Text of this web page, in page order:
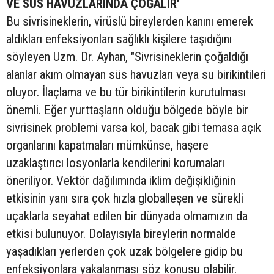
VE SÜS HAVUZLARINDA ÇOĞALIR'
Bu sivrisineklerin, virüslü bireylerden kanını emerek
aldıkları enfeksiyonları sağlıklı kişilere taşıdığını
söyleyen Uzm. Dr. Ayhan, "Sivrisineklerin çoğaldığı
alanlar akım olmayan süs havuzları veya su birikintileri
oluyor. İlaçlama ve bu tür birikintilerin kurutulması
önemli. Eğer yurttaşların olduğu bölgede böyle bir
sivrisinek problemi varsa kol, bacak gibi temasa açık
organlarını kapatmaları mümkünse, haşere
uzaklaştırıcı losyonlarla kendilerini korumaları
öneriliyor. Vektör dağılımında iklim değişikliğinin
etkisinin yanı sıra çok hızla globalleşen ve sürekli
uçaklarla seyahat edilen bir dünyada olmamızın da
etkisi bulunuyor. Dolayısıyla bireylerin normalde
yaşadıkları yerlerden çok uzak bölgelere gidip bu
enfeksiyonlara yakalanması söz konusu olabilir.